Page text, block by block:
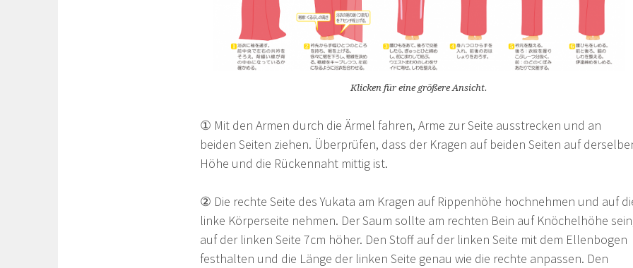
Klicken für eine größere Ansicht.
① Mit den Armen durch die Ärmel fahren, Arme zur Seite ausstrecken und an
beiden Seiten ziehen. Überprüfen, dass der Kragen auf beiden Seiten auf
Höhe und die Rückennaht mittig ist.
② Die rechte Seite des Yukata am Kragen auf Rippenhöhe hochnehmen und auf
linke Körperseite nehmen. Der Saum sollte am rechten Bein auf Knöchelhöhe
auf der linken Seite 7cm höher. Den Stoff auf der linken Seite mit dem Ellenbogen
festhalten und die Länge der linken Seite genau wie die rechte anpassen. Den